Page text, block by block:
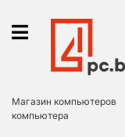
Магазин компьютеров
компьютера